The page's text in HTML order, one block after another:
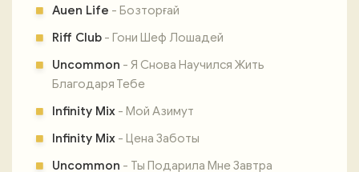
Auen Life - Бозторғай
Riff Club - Гони Шеф Лошадей
Uncommon - Я Снова Научился Жить
Благодаря Тебе
Infinity Mix - Мой Азимут
Infinity Mix - Цена Заботы
Uncommon - Ты Подарила Мне Завтра